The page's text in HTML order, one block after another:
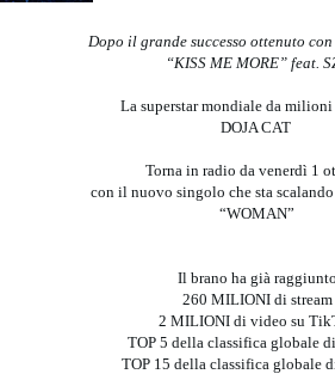
Dopo il grande successo ottenuto
“KISS ME MORE” feat.
La superstar mondiale da milioni
DOJA CAT
Torna in radio da venerdì 1
con il nuovo singolo che sta
“WOMAN”
Il brano ha già
260 MILIONI di stream
2 MILIONI di video su
TOP 5 della classifica globale
TOP 15 della classifica globale